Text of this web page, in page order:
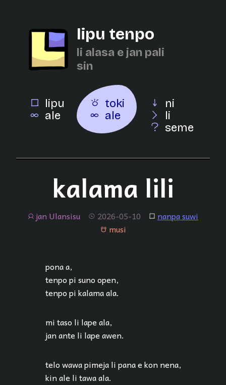
lipu tenpo
li alasa e jan pali
sin
lipu
ale
toki
ale
ni
li
seme
kalama lili
jan jan Ulansisu tenpo 2026-05-10 lipu nanpa suwi
musi musi
pona a,
tenpo pi suno open,
tenpo pi kalama ala.
mi taso li lape ala,
jan ante li lape awen.
telo wawa pimeja li pana e kon nena,
kin ale li tawa ala.